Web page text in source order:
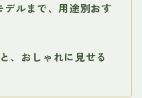
ルまで、用途別おす
、おしゃれに見せる